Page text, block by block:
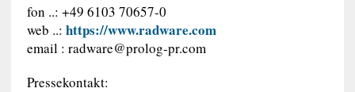
fon ..: +49 6103 70657-0
web ..: https://www.radware.com
email : radware@prolog-pr.com
Pressekontakt: